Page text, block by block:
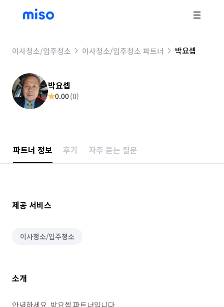
이사청소/입주청소 이사청소/입주청소 파트너 박요셉
박요셉
0.00 (0)
파트너 정보 후기 자주 묻는 질문
제공 서비스
이사청소/입주청소
소개
안녕하세요. 박요셉 파트너입니다.